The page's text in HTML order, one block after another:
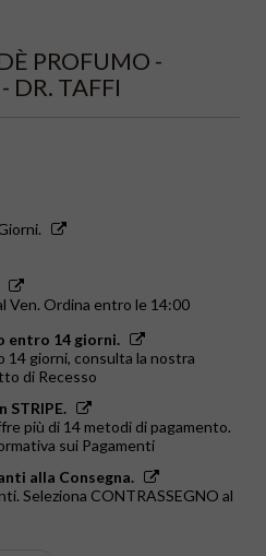
PROFUMO -
DR. TAFFI
Ven. Ordina entro le 14:00
entro 14 giorni.
14 giorni, consulta la nostra
di Recesso
STRIPE.
più di 14 metodi di pagamento.
sui Pagamenti
alla Consegna.
Seleziona CONTRASSEGNO al